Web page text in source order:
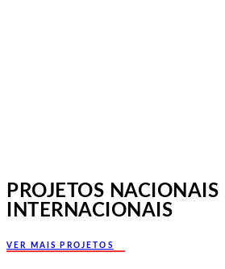
PROJETOS NACIONAIS
INTERNACIONAIS
VER MAIS PROJETOS